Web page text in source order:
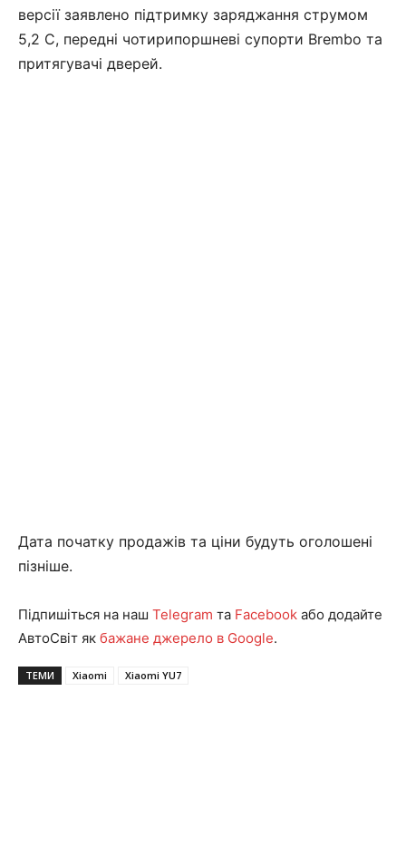
версії заявлено підтримку заряджання струмом
5,2 С, передні чотирипоршневі супорти Brembo та
притягувачі дверей.
Дата початку продажів та ціни будуть оголошені
пізніше.
Підпишіться на наш Telegram та Facebook або додайте
АвтоСвіт як бажане джерело в Google.
ТЕМИ Xiaomi Xiaomi YU7